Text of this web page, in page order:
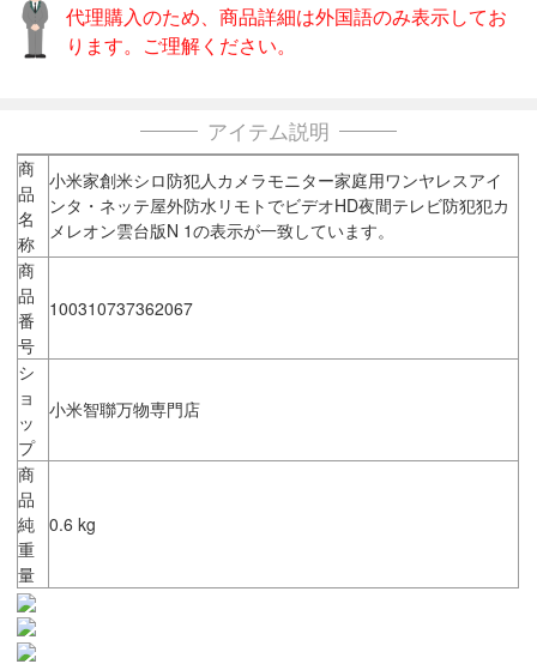
代理購入のため、商品詳細は外国語のみ表示してお
ります。ご理解ください。
アイテム説明
商
品
名
称
小米家創米シロ防犯人カメラモニター家庭用ワンヤレスアイ
ンタ・ネッテ屋外防水リモトでビデオHD夜間テレビ防犯犯カ
メレオン雲台版N 1の表示が一致しています。
商
品
番
号
100310737362067
シ
ョ
ッ
プ
小米智聯万物専門店
商
品
純
重
量
0.6 kg